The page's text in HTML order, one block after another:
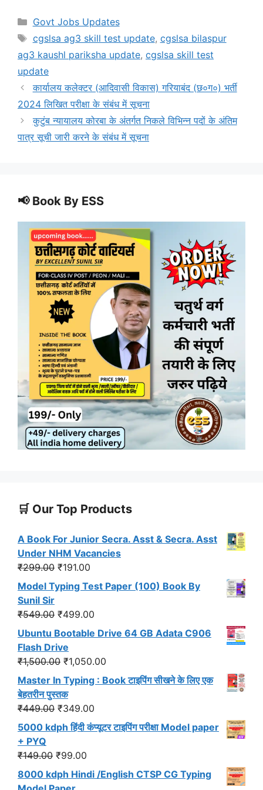
Categories
Govt Jobs Updates
Tags
cgslsa ag3 skill test update, cgslsa bilaspur
ag3 kaushl pariksha update, cgslsa skill test
update
कार्यालय कलेक्टर (आदिवासी विकास) गरियाबंद (छ०ग०) भर्ती
2024 लिखित परीक्षा के संबंध में सूचना
कुटुंब न्यायालय कोरबा के अंतर्गत निकले विभिन्न पदों के अंतिम
पात्र सूची जारी करने के संबंध में सूचना
📢 Book By ESS
🛒 Our Top Products
A Book For Junior Secra. Asst & Secra. Asst
Under NHM Vacancies
₹299.00 Original
price
was:
₹299.00.
₹191.00
price
is:
₹191.00.
Model Typing Test Paper (100) Book By
Sunil Sir
₹549.00 Original
price
was:
₹549.00.
₹499.00
price
is:
₹499.00.
Ubuntu Bootable Drive 64 GB Adata C906
Flash Drive
₹1,500.00 Original
price
was:
₹1,500.00.
₹1,050.00
price
is:
Master In Typing : Book टाइपिंग सीखने के लिए एक
बेहतरीन पुस्तक
₹449.00 Original
price
was:
₹449.00.
₹349.00
price
is:
5000 kdph हिंदी कंप्यूटर टाइपिंग परीक्षा Model paper
+ PYQ
₹149.00 Original
price
was:
₹99.00
price
is:
8000 kdph Hindi /English CTSP CG Typing